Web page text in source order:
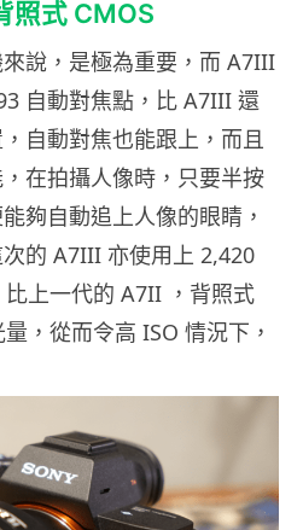
照式 CMOS
說，是極為重要，而 A7III
自動對焦點，比 A7III 還
自動對焦也能跟上，而且
在拍攝人像時，只要半按
夠自動追上人像的眼睛，
的 A7III 亦使用上 2,420
上一代的 A7II ，背照式
，從而令高 ISO 情況下，